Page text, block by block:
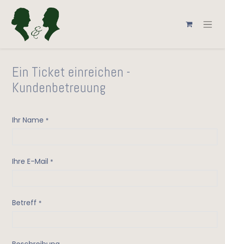
Ein Ticket einreichen -
Kundenbetreuung
Ihr Name *
Ihre E-Mail *
Betreff *